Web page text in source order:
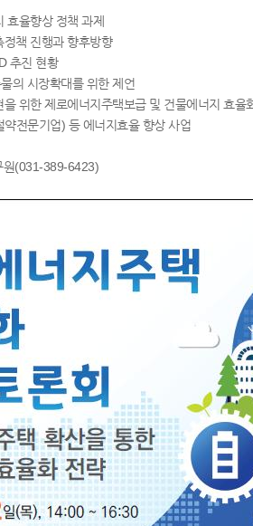
율향상 정책 과제
책 진행과 향후방향
추진 현황
의 시장확대를 위한 제언
위한 제로에너지주택보급 및 건물에너지 효율
전문기업) 등 에너지효율 향상 사업
원(031-389-6423)​